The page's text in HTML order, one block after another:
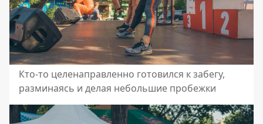
Кто-то целенаправленно готовился к забегу,
разминаясь и делая небольшие пробежки